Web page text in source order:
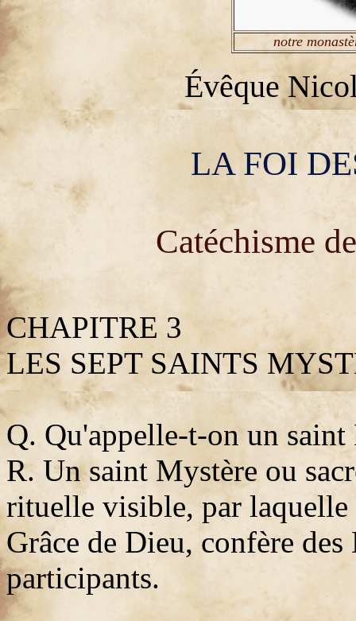
notre
Évêque
LA FOI
Catéchisme
CHAPITRE 3
LES SEPT SAINTS
Q. Qu'appelle-t-on un saint
R. Un saint Mystère ou
rituelle visible, par
Grâce de Dieu, confère
participants.